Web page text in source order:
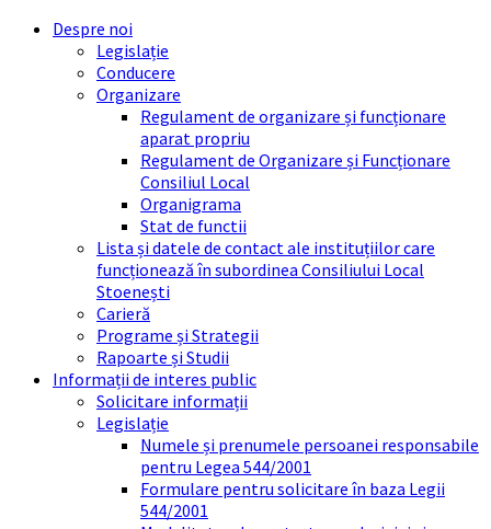
Skip
Skip
Skip
Skip
Despre noi
Legislație
Conducere
Organizare
Regulament de organizare și funcționare
aparat propriu
Regulament de Organizare și Funcționare
Consiliul Local
Organigrama
Stat de functii
Lista și datele de contact ale instituțiilor care
funcționează în subordinea Consiliului Local
Stoenești
Carieră
Programe și Strategii
Rapoarte și Studii
Informații de interes public
Solicitare informații
Legislație
Numele și prenumele persoanei responsabile
pentru Legea 544/2001
Formulare pentru solicitare în baza Legii
544/2001